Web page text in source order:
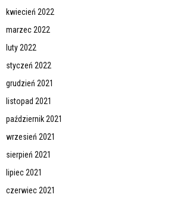
kwiecień 2022
marzec 2022
luty 2022
styczeń 2022
grudzień 2021
listopad 2021
październik 2021
wrzesień 2021
sierpień 2021
lipiec 2021
czerwiec 2021